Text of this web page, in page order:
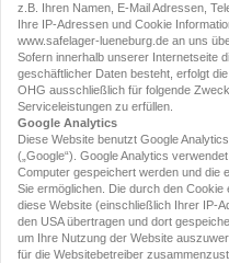
z.B. Ihren Namen, E-Mail Adressen,
Ihre IP-Adressen und Cookie
www.safelager-lueneburg.de an uns
Sofern innerhalb unserer Internetseite
geschäftlicher Daten besteht, erfolgt
OHG ausschließlich für folgende
Serviceleistungen zu erfüllen.
Google Analytics
Diese Website benutzt Google
(„Google“). Google Analytics
Computer gespeichert werden und die
Sie ermöglichen. Die durch den
diese Website (einschließlich Ihrer IP-
den USA übertragen und dort
um Ihre Nutzung der Website
für die Websitebetreiber